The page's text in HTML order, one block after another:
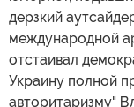
дерзкий
международной
отстаивал
Украину полной
авторитаризму"